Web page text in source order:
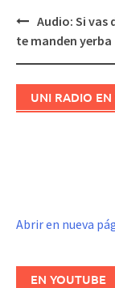
Navegación
Audio: Si vas
te manden yerba
UNI RADIO EN
Abrir en nueva
EN YOUTUBE